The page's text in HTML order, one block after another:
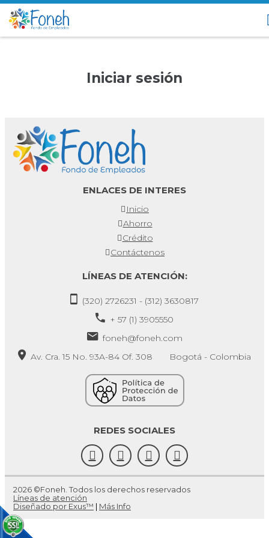
Iniciar sesión
ENLACES DE INTERES
Inicio
Ahorro
Crédito
Contáctenos
LÍNEAS DE ATENCIÓN:
(320) 2726231 - (312) 3630817
+ 57 (1) 3905550
foneh@foneh.com
Av. Cra. 15 No. 93A-84 Of. 308 Bogotá - Colombia
REDES SOCIALES
2026 ©Foneh. Todos los derechos reservados
Líneas de atención
Diseñado por Exus™ | Más Info